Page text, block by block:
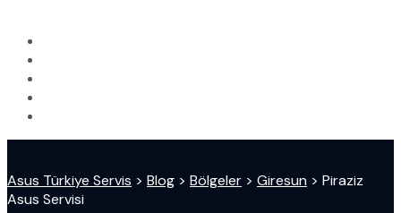
Asus Türkiye Servis > Blog > Bölgeler > Giresun > Piraziz
Asus Servisi